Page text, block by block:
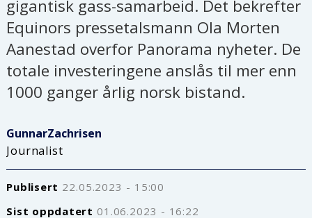
gigantisk gass-samarbeid. Det bekrefter
Equinors pressetalsmann Ola Morten
Aanestad overfor Panorama nyheter. De
totale investeringene anslås til mer enn
1000 ganger årlig norsk bistand.
GunnarZachrisen
Journalist
Publisert
22.05.2023 - 15:00
Sist oppdatert
01.06.2023 - 16:22